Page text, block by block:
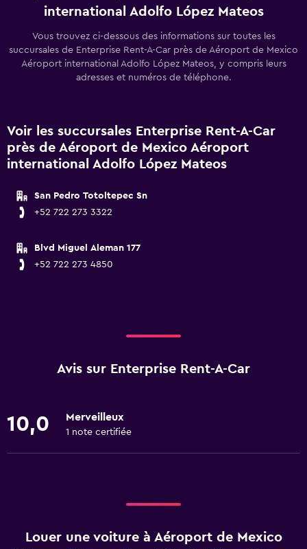
international Adolfo López Mateos
Vous trouvez ci-dessous des informations sur toutes les
succursales de Enterprise Rent-A-Car près de Aéroport de Mexico
Aéroport international Adolfo López Mateos, y compris leurs
adresses et numéros de téléphone.
Voir les succursales Enterprise Rent-A-Car
près de Aéroport de Mexico Aéroport
international Adolfo López Mateos
San Pedro Totoltepec Sn
+52 722 273 3322
Blvd Miguel Aleman 177
+52 722 273 4850
Avis sur Enterprise Rent-A-Car
10,0 Merveilleux
1 note certifiée
Louer une voiture à Aéroport de Mexico